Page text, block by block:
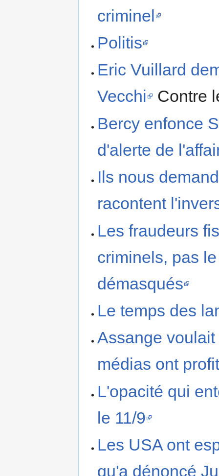
criminel
Politis
Eric Vuillard
Vecchi
Contre
Bercy enfonce
d'alerte de
Ils nous
racontent
Les fraudeurs
criminels, pas
démasqués
Le temps des
Assange
médias ont
L'opacité qui
le 11/9
Les USA ont
qu'a dénoncé